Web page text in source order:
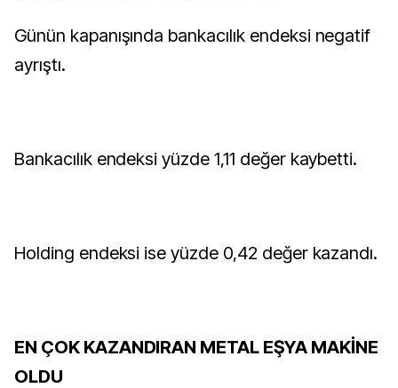
Günün kapanışında bankacılık endeksi negatif
ayrıştı.
Bankacılık endeksi yüzde 1,11 değer kaybetti.
Holding endeksi ise yüzde 0,42 değer kazandı.
EN ÇOK KAZANDIRAN METAL EŞYA MAKİNE
OLDU